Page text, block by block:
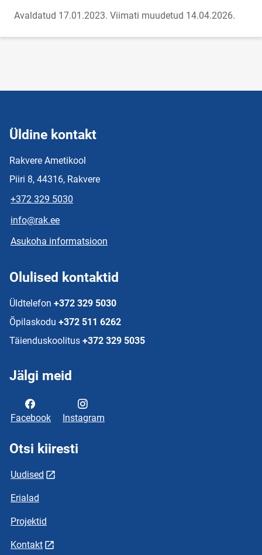
Avaldatud 17.01.2023. Viimati muudetud 14.04.2026.
Üldine kontakt
Rakvere Ametikool
Piiri 8, 44316, Rakvere
+372 329 5030
info@rak.ee
Asukoha informatsioon
Olulised kontaktid
Üldtelefon +372 329 5030
Õpilaskodu +372 511 6262
Täienduskoolitus +372 329 5035
Jälgi meid
Facebook Instagram
Otsi kiiresti
Uudised
Erialad
Projektid
Kontakt